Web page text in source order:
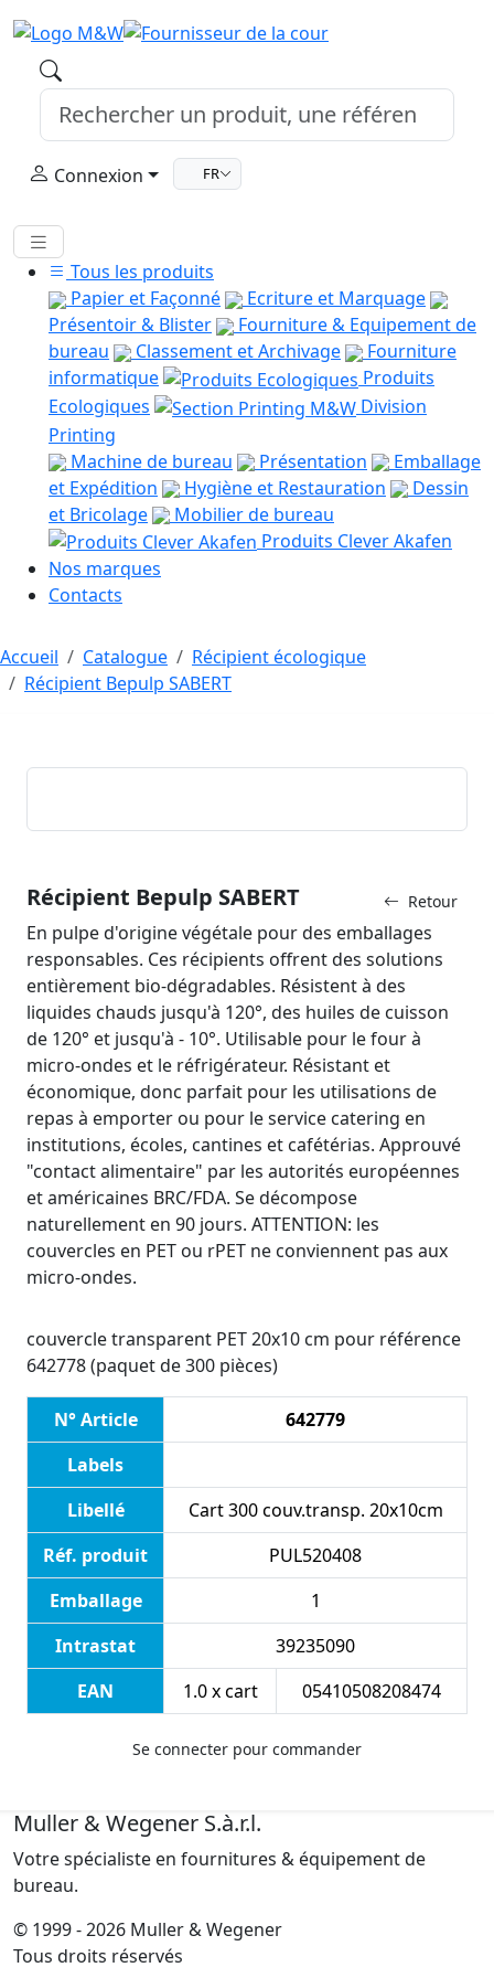
Connexion FR
Tous les produits
Papier et Façonné
Ecriture et Marquage
Présentoir & Blister
Fourniture & Equipement de
bureau
Classement et Archivage
Fourniture
informatique
Produits
Ecologiques
Division
Printing
Machine de bureau
Présentation
Emballage
et Expédition
Hygiène et Restauration
Dessin
et Bricolage
Mobilier de bureau
Produits Clever Akafen
Nos marques
Contacts
Accueil Catalogue
Récipient écologique
Récipient Bepulp SABERT
Retour
Récipient Bepulp SABERT
En pulpe d'origine végétale pour des emballages
responsables. Ces récipients offrent des solutions
entièrement bio-dégradables. Résistent à des
liquides chauds jusqu'à 120°, des huiles de cuisson
de 120° et jusqu'à - 10°. Utilisable pour le four à
micro-ondes et le réfrigérateur. Résistant et
économique, donc parfait pour les utilisations de
repas à emporter ou pour le service catering en
institutions, écoles, cantines et cafétérias. Approuvé
"contact alimentaire" par les autorités européennes
et américaines BRC/FDA. Se décompose
naturellement en 90 jours. ATTENTION: les
couvercles en PET ou rPET ne conviennent pas aux
micro-ondes.
couvercle transparent PET 20x10 cm pour référence
642778 (paquet de 300 pièces)
N° Article
642779
Labels
Libellé
Cart 300 couv.transp. 20x10cm
Réf. produit
PUL520408
Emballage
1
Intrastat
39235090
EAN
1.0 x cart 05410508208474
Se connecter pour commander
Muller & Wegener S.à.r.l.
Votre spécialiste en fournitures & équipement de
bureau.
© 1999 - 2026 Muller & Wegener
Tous droits réservés